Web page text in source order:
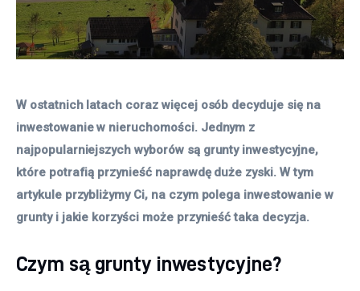
Zdrowie
Więcej
W ostatnich latach coraz więcej osób decyduje się na
inwestowanie w nieruchomości. Jednym z
najpopularniejszych wyborów są grunty inwestycyjne,
które potrafią przynieść naprawdę duże zyski. W tym
artykule przybliżymy Ci, na czym polega inwestowanie w
grunty i jakie korzyści może przynieść taka decyzja.
Czym są grunty inwestycyjne?